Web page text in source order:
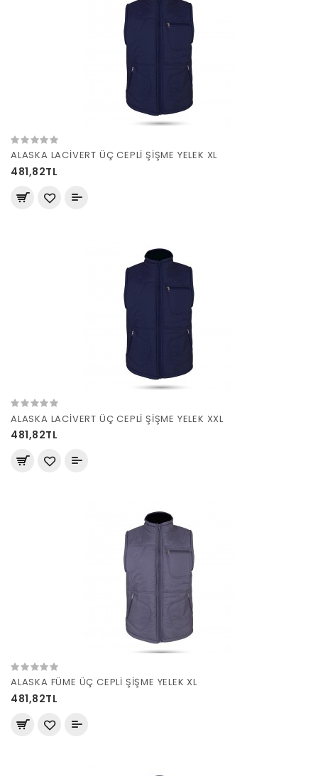
ALASKA LACİVERT ÜÇ CEPLİ ŞİŞME YELEK XL
481,82TL
ALASKA LACİVERT ÜÇ CEPLİ ŞİŞME YELEK XXL
481,82TL
ALASKA FÜME ÜÇ CEPLİ ŞİŞME YELEK XL
481,82TL